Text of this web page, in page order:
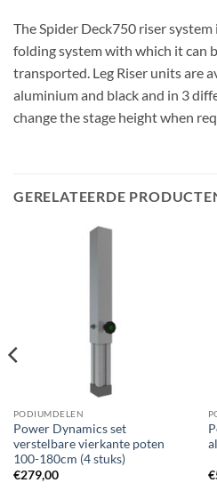
The Spider Deck750 riser
folding system with which it can
transported. Leg Riser units are
aluminium and black and in 3
change the stage height when
GERELATEERDE
PODIUMDELEN
Power Dynamics set
verstelbare vierkante poten
100-180cm (4 stuks)
€279,00 €